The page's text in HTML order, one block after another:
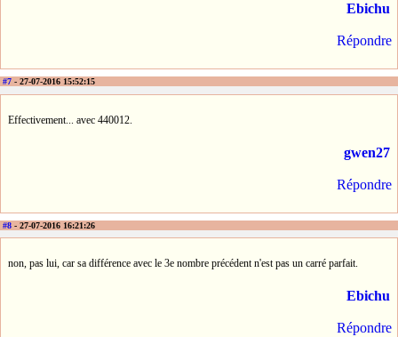
Ebichu
Répondre
#7 - 27-07-2016 15:52:15
Effectivement... avec 440012.
gwen27
Répondre
#8 - 27-07-2016 16:21:26
non, pas lui, car sa différence avec le 3e nombre précédent n'est pas un carré parfait.
Ebichu
Répondre